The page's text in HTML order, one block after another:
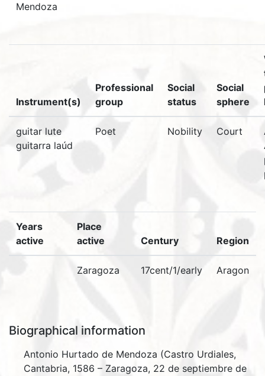
Mendoza
Instrument(s)
Professional
group
Social
status
Social
sphere
guitar lute
guitarra laúd
Poet Nobility Court
Years
active
Place
active
Century Region
Zaragoza 17cent/1/early Aragon
Biographical information
Antonio Hurtado de Mendoza (Castro Urdiales,
Cantabria, 1586 – Zaragoza, 22 de septiembre de